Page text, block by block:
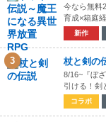
今なら無料
育成×箱庭
新作
3 杖と剣の
8/16~『ぼ
引ける！剣
コラボ